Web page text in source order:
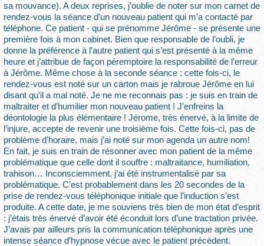
sa mouvance). A deux reprises, j’oublie de noter sur mon carnet de
rendez-vous la séance d’un nouveau patient qui m’a contacté par
téléphone. Ce patient - qui se prénomme Jérôme - se présente une
première fois à mon cabinet. Bien que responsable de l’oubli, je
donne la préférence à l’autre patient qui s’est présenté à la même
heure et j’attribue de façon péremptoire la responsabilité de l’erreur
à Jérôme. Même chose à la seconde séance : cette fois-ci, le
rendez-vous est noté sur un carton mais je rabroue Jérôme en lui
disant qu’il a mal noté. Je ne me reconnais pas : je suis en train de
maltraiter et d’humilier mon nouveau patient ! J’enfreins la
déontologie la plus élémentaire ! Jérome, très énervé, à la limite de
l’injure, accepte de revenir une troisième fois. Cette fois-ci, pas de
problème d’horaire, mais j’ai noté sur mon agenda un autre nom!
En fait, je suis en train de résonner avec mon patient de la même
problématique que celle dont il souffre : maltraitance, humiliation,
trahison… Inconsciemment, j’ai été instrumentalisé par sa
problématique. C’est probablement dans les 20 secondes de la
prise de rendez-vous téléphonique initiale que l’induction s’est
produite. A cette date, je me souviens très bien de mon état d’esprit
: j’étais très énervé d’avoir été éconduit lors d’une tractation privée.
J’avais par ailleurs pris la communication téléphonique après une
intense séance d’hypnose vécue avec le patient précédent.